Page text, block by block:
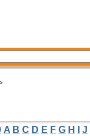
A B C D E F G H J